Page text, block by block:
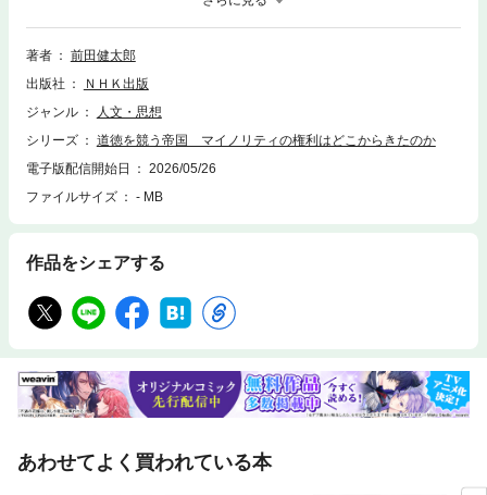
日本における黒人・女性・外国人の権利が、啓蒙思想や社会運動ではなく
「帝国」による国益の追求によって拡大してきたこと、さらに、それは日
露戦争での日本の勝利に始まっていたことを明らかにする。【内容】はじ
第三章 マイノリティの運命の分岐点第四章 日本では起きなかった権利
革命第五章 加わり始める外圧第六章 脱植民地化に対する反動の時代お
著者
前田健太郎
出版社
ＮＨＫ出版
ジャンル
人文・思想
シリーズ
道徳を競う帝国 マイノリティの権利はどこからきたのか
電子版配信開始日
2026/05/26
ファイルサイズ
- MB
作品をシェアする
あわせてよく買われている本